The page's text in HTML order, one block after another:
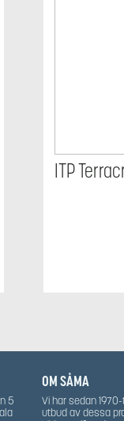
ITP
5
OM SÅMA
Vi har sedan
utbud av dessa